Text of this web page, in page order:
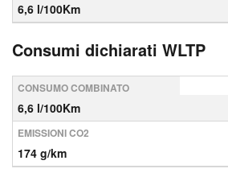
6,6 l/100Km
Consumi dichiarati WLTP
CONSUMO COMBINATO
6,6 l/100Km
EMISSIONI CO2
174 g/km